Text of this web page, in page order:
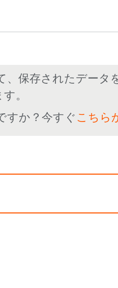
、保存されたデータ
。
すか？今すぐ こちら